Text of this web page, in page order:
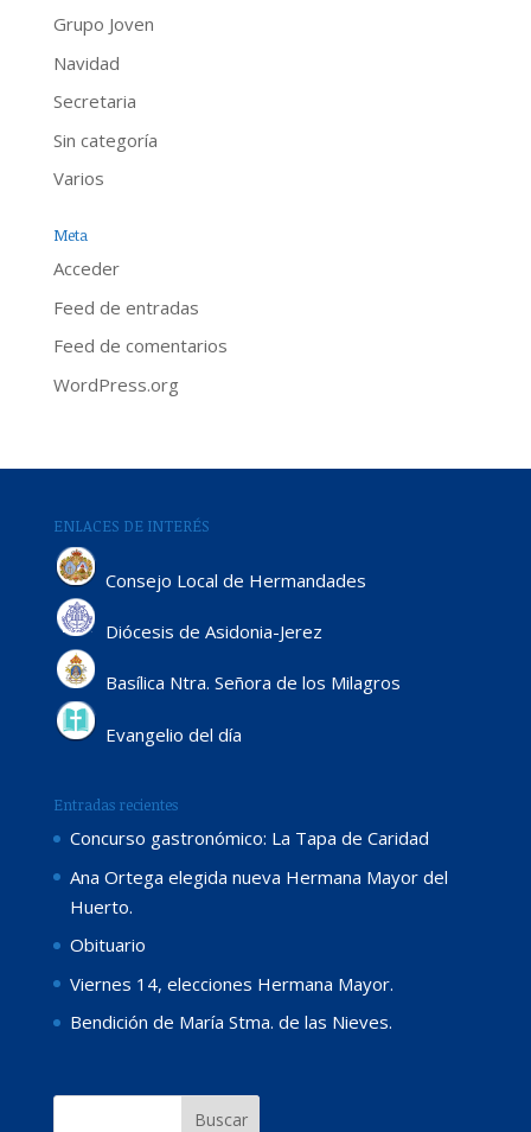
Grupo Joven
Navidad
Secretaria
Sin categoría
Varios
Meta
Acceder
Feed de entradas
Feed de comentarios
WordPress.org
ENLACES DE INTERÉS
Consejo Local de Hermandades
Diócesis de Asidonia-Jerez
Basílica Ntra. Señora de los Milagros
Evangelio del día
Entradas recientes
Concurso gastronómico: La Tapa de Caridad
Ana Ortega elegida nueva Hermana Mayor del
Huerto.
Obituario
Viernes 14, elecciones Hermana Mayor.
Bendición de María Stma. de las Nieves.